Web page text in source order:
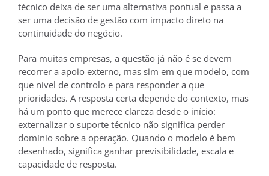
técnico deixa de ser uma alternativa pontual e passa a
ser uma decisão de gestão com impacto direto na
continuidade do negócio.
Para muitas empresas, a questão já não é se devem
recorrer a apoio externo, mas sim em que modelo, com
que nível de controlo e para responder a que
prioridades. A resposta certa depende do contexto, mas
há um ponto que merece clareza desde o início:
externalizar o suporte técnico não significa perder
domínio sobre a operação. Quando o modelo é bem
desenhado, significa ganhar previsibilidade, escala e
capacidade de resposta.